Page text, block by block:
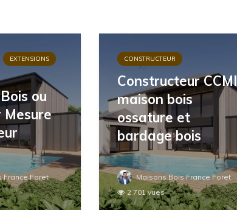
EXTENSIONS
ou
Mesure
Foret
CONSTRUCTEUR
Constructeur CCMI
maison bois
ossature et
bardage bois
Maisons Bois France Foret
2 701 vues